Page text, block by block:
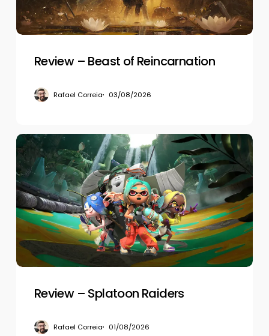
Review – Beast of Reincarnation
Rafael Correia 03/08/2026
Review
–
Splatoon
Raiders
Review – Splatoon Raiders
Rafael Correia 01/08/2026